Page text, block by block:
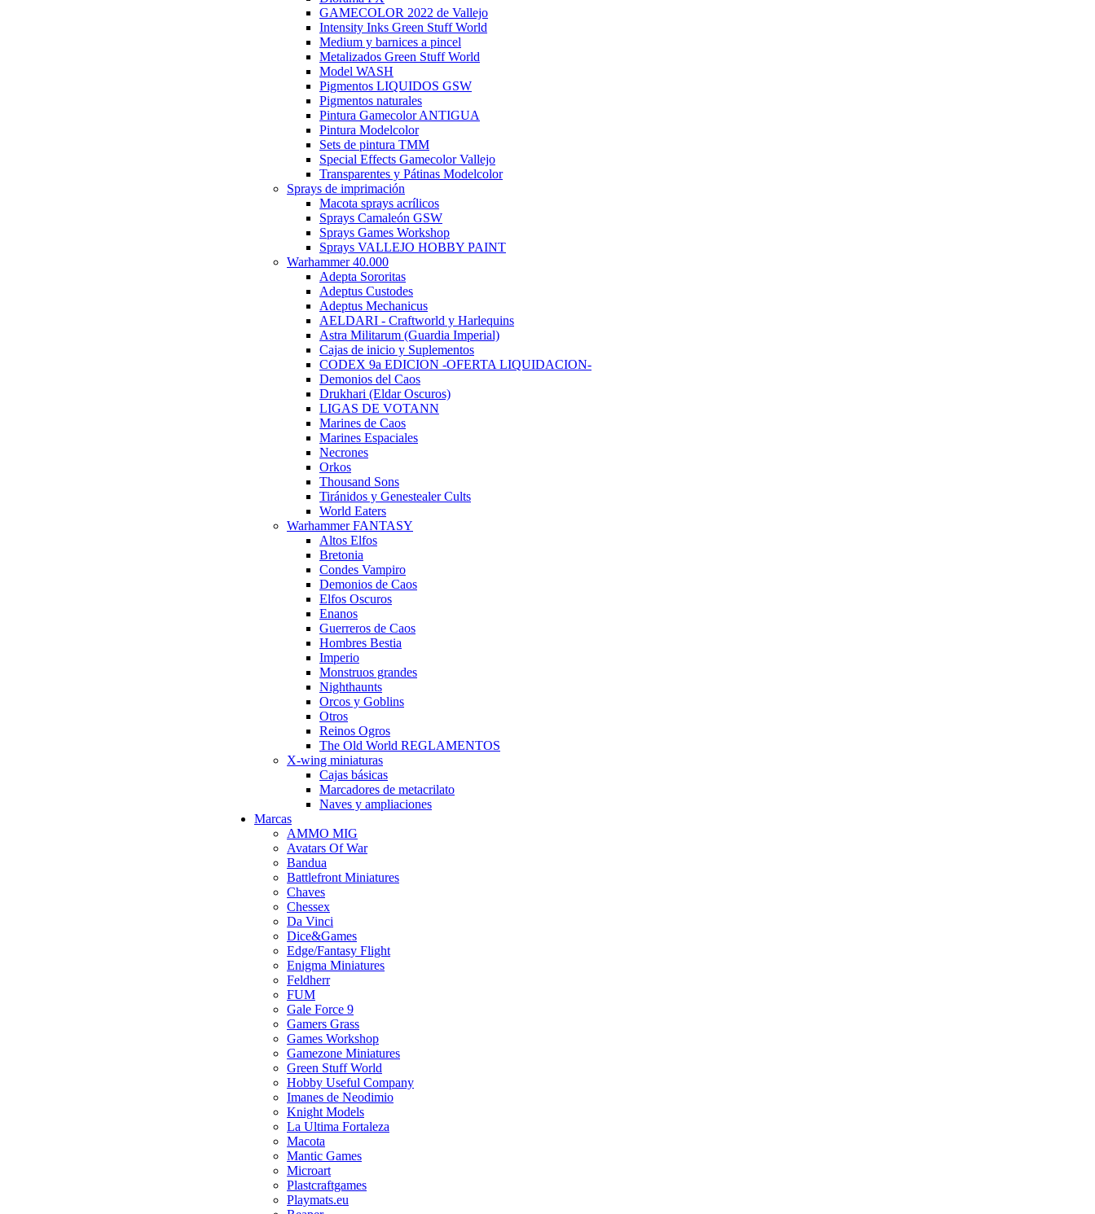
GAMECOLOR 2022 de Vallejo
Intensity Inks Green Stuff World
Medium y barnices a pincel
Metalizados Green Stuff World
Model WASH
Pigmentos LIQUIDOS GSW
Pigmentos naturales
Pintura Gamecolor ANTIGUA
Pintura Modelcolor
Sets de pintura TMM
Special Effects Gamecolor Vallejo
Transparentes y Pátinas Modelcolor
Sprays de imprimación
Macota sprays acrílicos
Sprays Camaleón GSW
Sprays Games Workshop
Sprays VALLEJO HOBBY PAINT
Warhammer 40.000
Adepta Sororitas
Adeptus Custodes
Adeptus Mechanicus
AELDARI - Craftworld y Harlequins
Astra Militarum (Guardia Imperial)
Cajas de inicio y Suplementos
CODEX 9a EDICION -OFERTA LIQUIDACION-
Demonios del Caos
Drukhari (Eldar Oscuros)
LIGAS DE VOTANN
Marines de Caos
Marines Espaciales
Necrones
Orkos
Thousand Sons
Tiránidos y Genestealer Cults
World Eaters
Warhammer FANTASY
Altos Elfos
Bretonia
Condes Vampiro
Demonios de Caos
Elfos Oscuros
Enanos
Guerreros de Caos
Hombres Bestia
Imperio
Monstruos grandes
Nighthaunts
Orcos y Goblins
Otros
Reinos Ogros
The Old World REGLAMENTOS
X-wing miniaturas
Cajas básicas
Marcadores de metacrilato
Naves y ampliaciones
Marcas
AMMO MIG
Avatars Of War
Bandua
Battlefront Miniatures
Chaves
Chessex
Da Vinci
Dice&Games
Edge/Fantasy Flight
Enigma Miniatures
Feldherr
FUM
Gale Force 9
Gamers Grass
Games Workshop
Gamezone Miniatures
Green Stuff World
Hobby Useful Company
Imanes de Neodimio
Knight Models
La Ultima Fortaleza
Macota
Mantic Games
Microart
Plastcraftgames
Playmats.eu